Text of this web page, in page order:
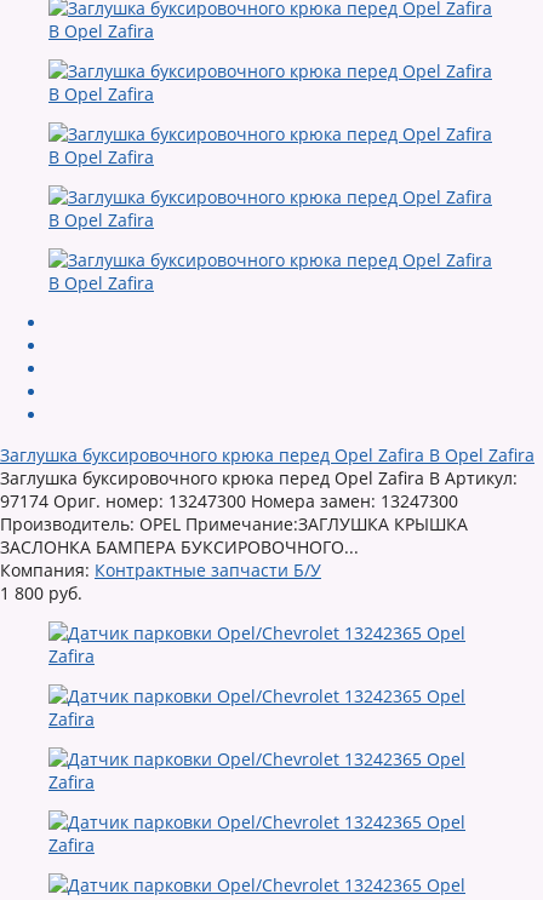
Заглушка буксировочного крюка перед Opel Zafira B Opel Zafira
Заглушка буксировочного крюка перед Opel Zafira B Артикул:
97174 Ориг. номер: 13247300 Номера замен: 13247300
Производитель: OPEL Примечание:ЗАГЛУШКА КРЫШКА
ЗАСЛОНКА БАМПЕРА БУКСИРОВОЧНОГО...
Компания: Контрактные запчасти Б/У
1 800 руб.